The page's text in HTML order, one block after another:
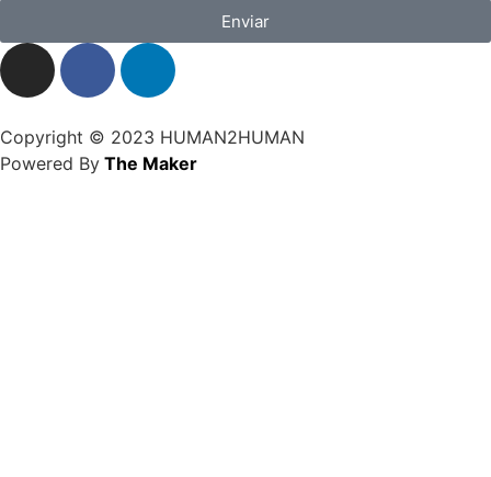
Enviar
Copyright © 2023 HUMAN2HUMAN
Powered By The Maker